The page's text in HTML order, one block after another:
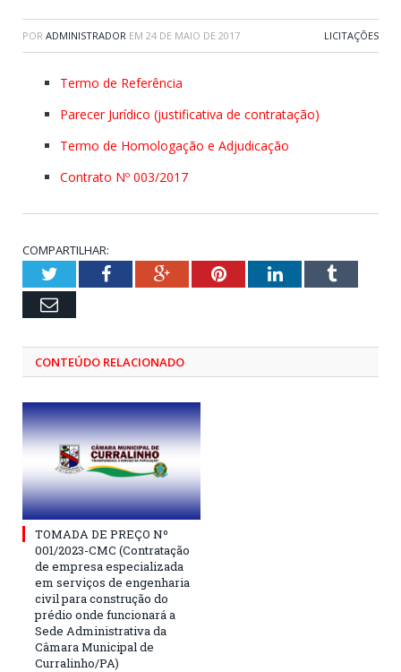
POR ADMINISTRADOR EM 24 DE MAIO DE 2017 LICITAÇÕES
Termo de Referência
Parecer Jurídico (justificativa de contratação)
Termo de Homologação e Adjudicação
Contrato Nº 003/2017
COMPARTILHAR:
TwitterFacebookGoogle+PinterestLinkedInTumblr
Email
CONTEÚDO RELACIONADO
TOMADA DE PREÇO Nº
001/2023-CMC (Contratação
de empresa especializada
em serviços de engenharia
civil para construção do
prédio onde funcionará a
Sede Administrativa da
Câmara Municipal de
Curralinho/PA)